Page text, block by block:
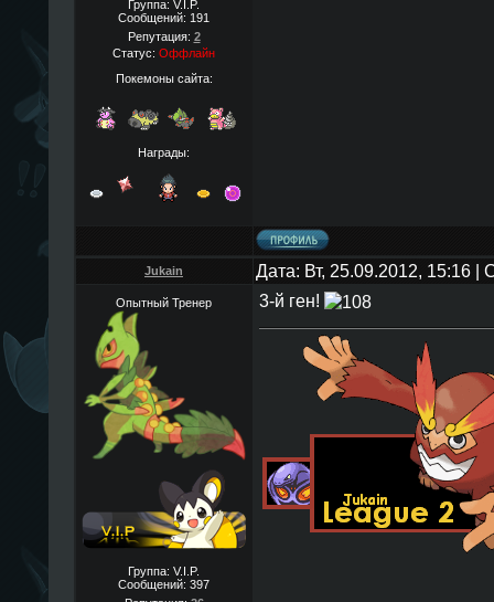
Группа: V.I.P.
Сообщений: 191
Репутация: 2
Статус: Оффлайн
Покемоны сайта:
Награды:
Jukain Дата: Вт, 25.09.2012, 15:16
Опытный Тренер
Группа: V.I.P.
Сообщений: 397
3-й ген!